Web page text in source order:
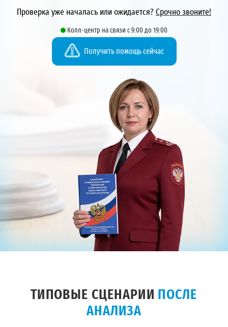
Проверка уже началась или ожидается? Срочно звоните!
Колл-центр на связи с 9:00 до 19:00
Получить помощь сейчас
ТИПОВЫЕ СЦЕНАРИИ ПОСЛЕ
АНАЛИЗА